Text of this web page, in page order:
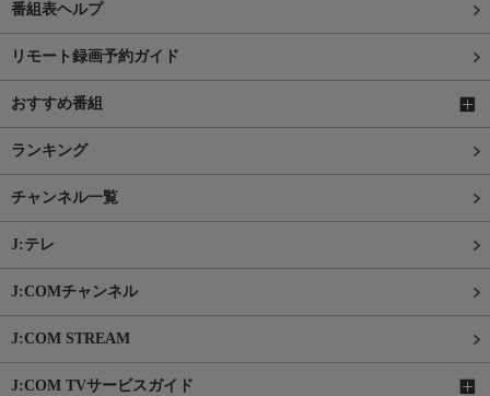
番組表ヘルプ
リモート録画予約ガイド
おすすめ番組
ランキング
チャンネル一覧
J:テレ
J:COMチャンネル
J:COM STREAM
J:COM TVサービスガイド